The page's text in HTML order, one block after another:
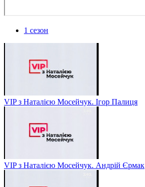
1 сезон
VIP з Наталією Мосейчук. Ігор Палиця
VIP з Наталією Мосейчук. Андрій Єрмак